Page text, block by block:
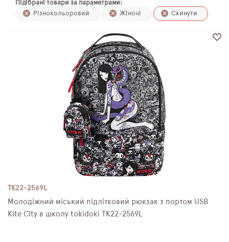
ПЛЯШКИ ДЛЯ ВОДИ
Підібрані товари за параметрами:
Різнокольоровий
Жіночі Скинути
TK22-2569L
Молодіжний міський підлітковий рюкзак з портом USB
Kite City в школу tokidoki TK22-2569L